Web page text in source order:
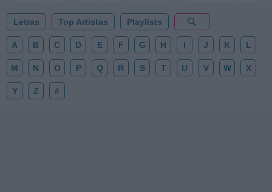
Letras Top Artistas Playlists
A B C D E F G H I J K L
M N O P Q R S T U V W X
Y Z #